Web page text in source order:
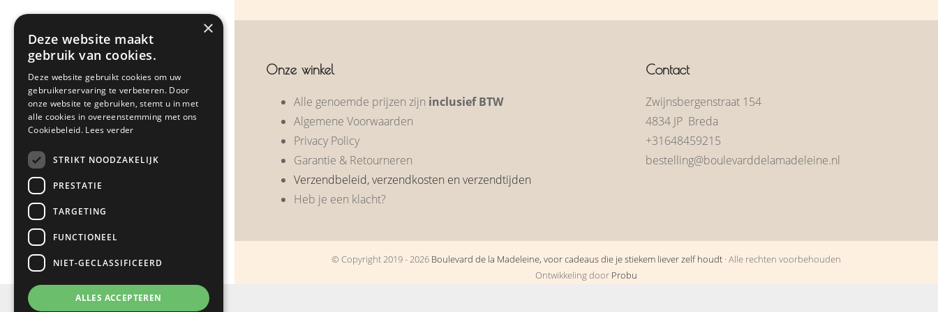
Zakelijke geschenken
Klantreacties
Nieuws
Webshop
Onze winkel
Alle genoemde prijzen zijn inclusief BTW
Algemene Voorwaarden
Privacy Policy
Garantie & Retourneren
Verzendbeleid, verzendkosten en verzendtijden
Heb je een klacht?
Contact
Zwijnsbergenstraat 154
4834 JP Breda
+31648459215
bestelling@boulevarddelamadeleine.nl
© Copyright 2019 - 2026 Boulevard de la Madeleine, voor cadeaus die je stiekem liever zelf houdt · Alle rechten voorbehouden
Ontwikkeling door Probu
×
Deze website maakt
gebruik van cookies.
Deze website gebruikt cookies om uw
gebruikerservaring te verbeteren. Door
onze website te gebruiken, stemt u in met
alle cookies in overeenstemming met ons
Cookiebeleid. Lees verder
STRIKT NOODZAKELIJK
PRESTATIE
TARGETING
FUNCTIONEEL
NIET-GECLASSIFICEERD
ALLES ACCEPTEREN